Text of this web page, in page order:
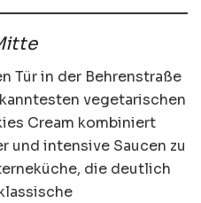
Tür in der Behrenstraße
vegetarischen
Cream kombiniert
und intensive Saucen zu
die deutlich